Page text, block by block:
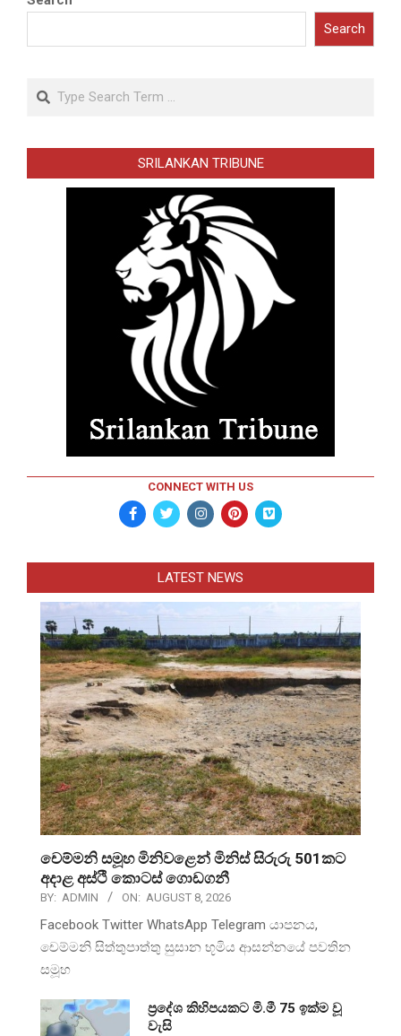
Search
Search
SRILANKAN TRIBUNE
CONNECT WITH US
LATEST NEWS
චෙම්මනි සමූහ මිනිවළෙන් මිනිස් සිරුරු 501කට
අදාළ අස්ථි කොටස් ගොඩගනී
BY: ADMIN ON: AUGUST 8, 2026
Facebook Twitter WhatsApp Telegram යාපනය,
චෙම්මනි සිත්තුපාත්තු සුසාන භූමිය ආසන්නයේ පවතින
සමූහ
ප්‍රදේශ කිහිපයකට මි.මී 75 ඉක්ම වූ
වැසි